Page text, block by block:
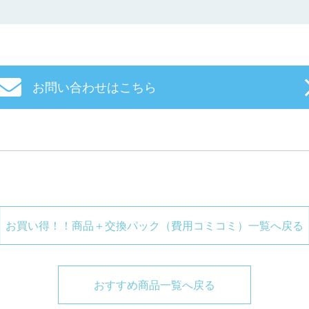
お問い合わせはこちら
お買い得！！商品＋交換パック（費用コミコミ）一覧へ戻る
おすすめ商品一覧へ戻る